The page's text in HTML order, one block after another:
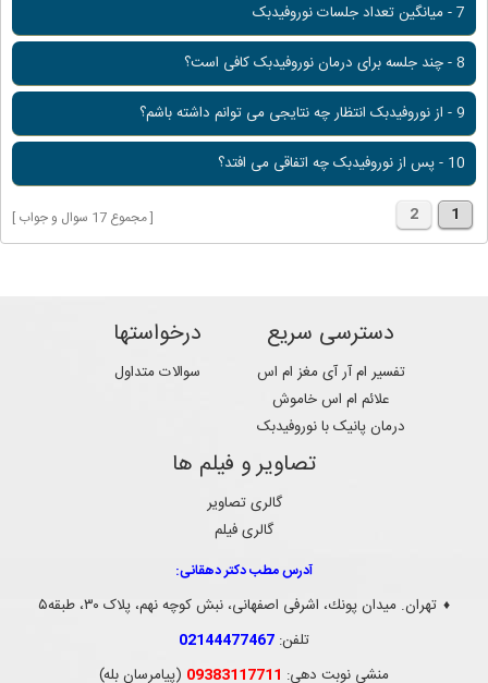
7 - میانگین تعداد جلسات نوروفیدبک
8 - چند جلسه برای درمان نوروفیدبک کافی است؟
9 - از نوروفیدبک انتظار چه نتایجی می توانم داشته باشم؟
10 - پس از نوروفیدبک چه اتفاقی می افتد؟
1
2 [ مجموع 17 سوال و جواب ]
دسترسی سریع
تفسیر ام آر آی مغز ام اس
علائم ام اس خاموش
درمان پانیک با نوروفیدبک
درخواستها
سوالات متداول
تصاویر و فیلم ها
گالری تصاویر
گالری فیلم
آدرس مطب دکتر دهقانی:
♦ تهران. ميدان پونك، اشرفی اصفهانی، نبش کوچه نهم، پلاک ۳۰، طبقه۵
تلفن: 02144477467
منشی نوبت دهی: 09383117711 (پیامرسان بله)